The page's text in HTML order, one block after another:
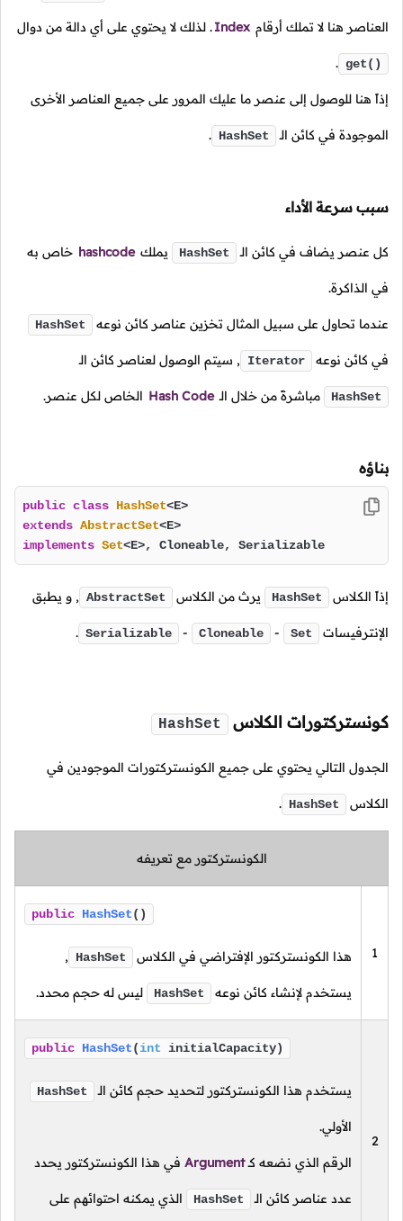
العناصر هنا لا تملك أرقام Index. لذلك لا يحتوي على أي دالة من دوال
get()
.
إذاً هنا للوصول إلى عنصر ما عليك المرور على جميع العناصر الأخرى
الموجودة في كائن الـ HashSet
.
سبب سرعة الأداء
كل عنصر يضاف في كائن الـ HashSet يملك hashcode خاص به
في الذاكرة.
عندما تحاول على سبيل المثال تخزين عناصر كائن نوعه HashSet
في كائن نوعه Iterator , سيتم الوصول لعناصر كائن الـ
HashSet مباشرةً من خلال الـ Hash Code الخاص لكل عنصر.
بناؤه
public class HashSet
extends AbstractSet
implements Set<E>, Cloneable, Serializable
إذاً الكلاس HashSet يرث من الكلاس AbstractSet , و يطبق
الإنترفيسات Set
-
Cloneable
-
Serializable
.
كونستركتورات الكلاس HashSet
الجدول التالي يحتوي على جميع الكونستركتورات الموجودين في
الكلاس HashSet
.
الكونستركتور مع تعريفه
1
public HashSet()
هذا الكونستركتور الإفتراضي في الكلاس HashSet
,
يستخدم لإنشاء كائن نوعه HashSet ليس له حجم محدد.
2
public HashSet(int initialCapacity)
يستخدم هذا الكونستركتور لتحديد حجم كائن الـ HashSet
الأولي.
الرقم الذي نضعه كـArgument في هذا الكونستركتور يحدد
عدد عناصر كائن الـ HashSet الذي يمكنه احتوائهم على